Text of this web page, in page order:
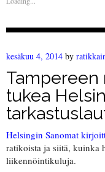
kesäkuu 4, 2014 by
tukea
Helsingin Sanomat
ratikoista ja siitä, kuinka
liikennöintikuluja.